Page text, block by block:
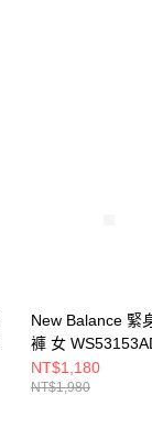
New Balance 緊
褲 女
NT$1,180
NT$1,980